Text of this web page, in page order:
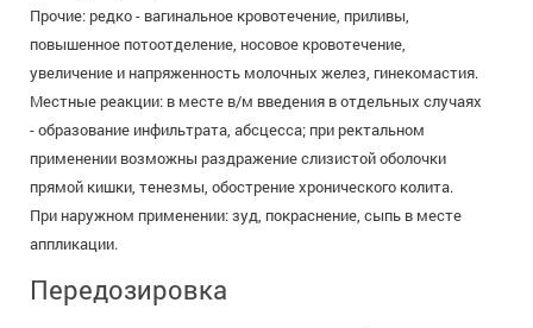
Прочие: редко - вагинальное кровотечение, приливы,
повышенное потоотделение, носовое кровотечение,
увеличение и напряженность молочных желез, гинекомастия.
Местные реакции: в месте в/м введения в отдельных случаях
- образование инфильтрата, абсцесса; при ректальном
применении возможны раздражение слизистой оболочки
прямой кишки, тенезмы, обострение хронического колита.
При наружном применении: зуд, покраснение, сыпь в месте
аппликации.
Передозировка